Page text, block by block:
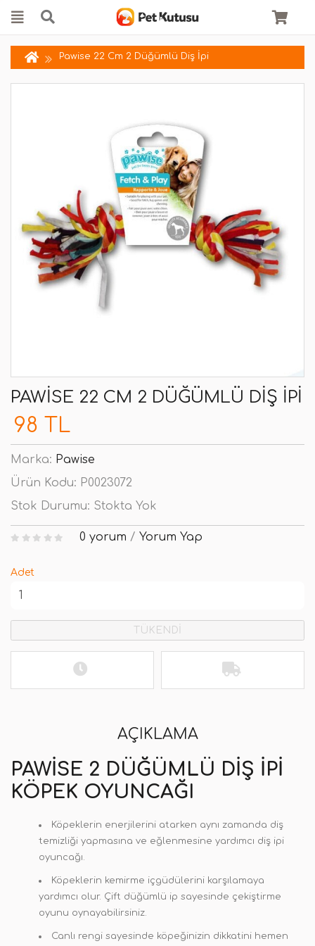
Pawise 22 Cm 2 Düğümlü Diş İpi
PAWISE 22 CM 2 DÜĞÜMLÜ DIŞ İPI
98 TL
Marka: Pawise
Ürün Kodu: P0023072
Stok Durumu: Stokta Yok
0 yorum / Yorum Yap
Adet
TÜKENDİ
AÇIKLAMA
PAWISE 2 DÜĞÜMLÜ DIŞ İPI
KÖPEK OYUNCAĞI
Köpeklerin enerjilerini atarken aynı zamanda diş
temizliği yapmasına ve eğlenmesine yardımcı diş ipi
oyuncağı.
Köpeklerin kemirme içgüdülerini karşılamaya
yardımcı olur. Çift düğümlü ip sayesinde çekiştirme
oyunu oynayabilirsiniz.
Canlı rengi sayesinde köpeğinizin dikkatini hemen